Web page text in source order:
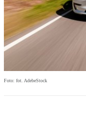
Foto: fot. AdebeStock